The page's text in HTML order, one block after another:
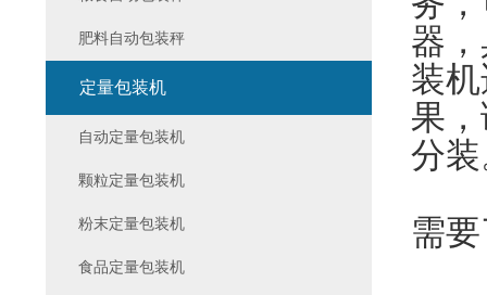
器
装
果
分
需
肥料自动包装秤
定量包装机
自动定量包装机
颗粒定量包装机
粉末定量包装机
食品定量包装机